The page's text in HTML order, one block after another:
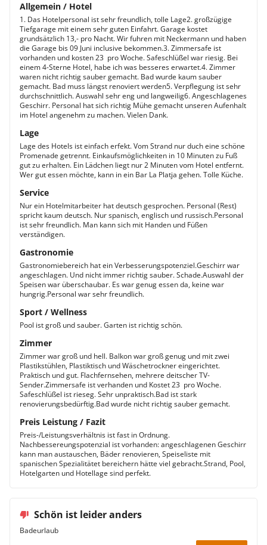
Allgemein / Hotel
1. Das Hotelpersonal ist sehr freundlich, tolle Lage2. großzügige
Tiefgarage mit einem sehr guten Einfahrt. Garage kostet
grundsätzlich 13,- pro Nacht. Wir fuhren mit Neckermann und haben
die Garage bis 09 Juni inclusive bekommen.3. Zimmersafe ist
vorhanden und kosten 23  pro Woche. Safeschlüßel war riesig. Bei
einem 4-Sterne Hotel, habe ich was besseres erwartet.4. Zimmer
waren nicht richtig sauber gemacht. Bad wurde kaum sauber
gemacht. Bad muss längst renoviert werden5. Verpflegung ist sehr
durchschnittlich. Auswahl sehr eng und langweilig6. Angeschlagenes
Geschirr. Personal hat sich richtig Mühe gemacht unseren Aufenhalt
im Hotel angenehm zu machen. Vielen Dank.
Lage
Lage des Hotels ist einfach erfekt. Vom Strand nur duch eine schöne
Promenade getrennt. Einkaufsmöglichkeiten in 10 Minuten zu Fuß
gut zu erhalten. Ein Lädchen liegt nur 2 Minuten vom Hotel entfernt.
Wer gut essen möchte, kann in ein Bar La Platja gehen. Tolle Küche.
Service
Nur ein Hotelmitarbeiter hat deutsch gesprochen. Personal (Rest)
spricht kaum deutsch. Nur spanisch, englisch und russisch.Personal
ist sehr freundlich. Man kann sich mit Handen und Füßen
verständigen.
Gastronomie
Gastronomiebereich hat ein Verbesserungspotenziel.Geschirr war
angeschlagen. Und nicht immer richtig sauber. Schade.Auswahl der
Speisen war überschaubar. Es war genug essen da, keine war
hungrig.Personal war sehr freundlich.
Sport / Wellness
Pool ist groß und sauber. Garten ist richtig schön.
Zimmer
Zimmer war groß und hell. Balkon war groß genug und mit zwei
Plastikstühlen, Plastiktisch und Wäschetrockner eingerichtet.
Praktisch und gut. Flachfernsehen, mehrere deitscher TV-
Sender.Zimmersafe ist verhanden und Kostet 23  pro Woche.
Safeschlüßel ist rieseg. Sehr unpraktisch.Bad ist stark
renovierungsbedürftig.Bad wurde nicht richtig sauber gemacht.
Preis Leistung / Fazit
Preis-/Leistungsverhältnis ist fast in Ordnung.
Nachbessereungspotenzial ist vorhanden: angeschlagenen Geschirr
kann man austauschen, Bäder renovieren, Speiseliste mit
spanischen Spezialitätet bereichern hätte viel gebracht.Strand, Pool,
Hotelgarten und Hotellage sind perfekt.
Schön ist leider anders
Badeurlaub